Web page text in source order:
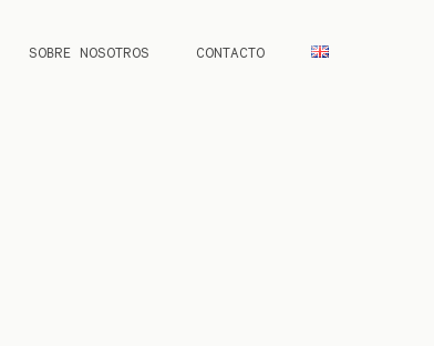
SOBRE NOSOTROS CONTACTO